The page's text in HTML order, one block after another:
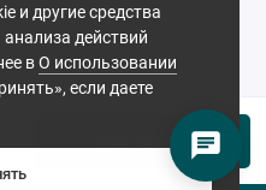
В корзину
и другие средства
действий
вО использовании
если даете